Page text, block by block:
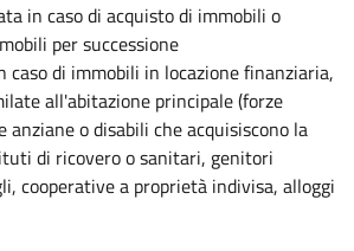
in caso di acquisto di immobili o
per successione
caso di immobili in locazione finanziaria,
all'abitazione principale (forze
anziane o disabili che acquisiscono la
di ricovero o sanitari, genitori
cooperative a proprietà indivisa, alloggi